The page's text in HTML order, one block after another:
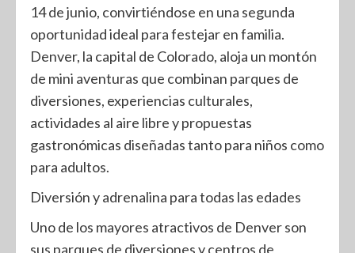
14 de junio, convirtiéndose en una segunda
oportunidad ideal para festejar en familia.
Denver, la capital de Colorado, aloja un montón
de mini aventuras que combinan parques de
diversiones, experiencias culturales,
actividades al aire libre y propuestas
gastronómicas diseñadas tanto para niños como
para adultos.
Diversión y adrenalina para todas las edades
Uno de los mayores atractivos de Denver son
sus parques de diversiones y centros de